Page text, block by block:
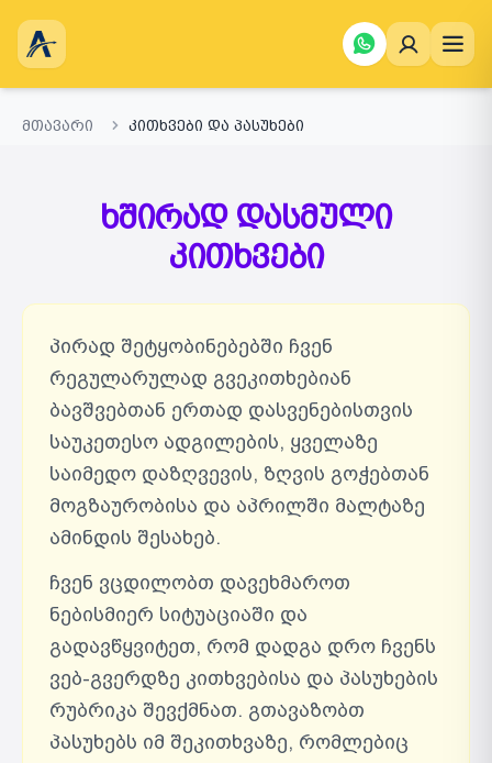
მთავარი კითხვები და პასუხები
ხშირად დასმული
კითხვები
პირად შეტყობინებებში ჩვენ
რეგულარულად გვეკითხებიან
ბავშვებთან ერთად დასვენებისთვის
საუკეთესო ადგილების, ყველაზე
საიმედო დაზღვევის, ზღვის გოჭებთან
მოგზაურობისა და აპრილში მალტაზე
ამინდის შესახებ.
ჩვენ ვცდილობთ დავეხმაროთ
ნებისმიერ სიტუაციაში და
გადავწყვიტეთ, რომ დადგა დრო ჩვენს
ვებ-გვერდზე კითხვებისა და პასუხების
რუბრიკა შევქმნათ. გთავაზობთ
პასუხებს იმ შეკითხვაზე, რომლებიც